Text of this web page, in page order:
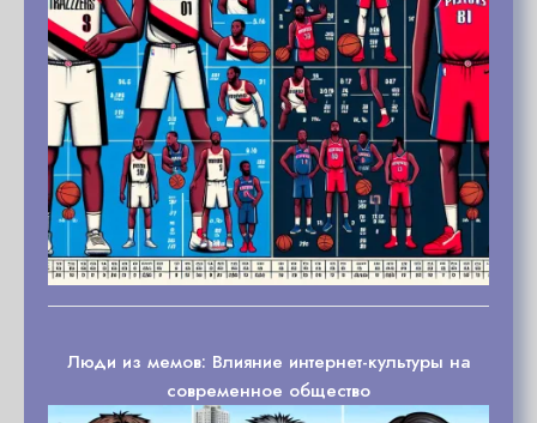
Люди из мемов: Влияние интернет-культуры на
современное общество